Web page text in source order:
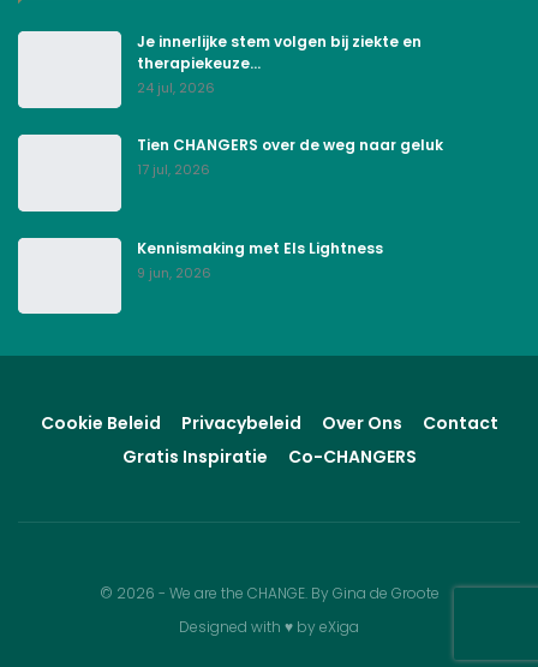
Je innerlijke stem volgen bij ziekte en
therapiekeuze…
24 jul, 2026
Tien CHANGERS over de weg naar geluk
17 jul, 2026
Kennismaking met Els Lightness
9 jun, 2026
Cookie Beleid Privacybeleid Over Ons
Contact
Gratis Inspiratie
Co-CHANGERS
© 2026 - We are the CHANGE. By Gina de Groote
Designed with ♥ by eXiga